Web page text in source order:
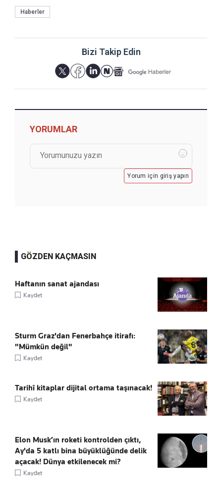
Haberler
Bizi Takip Edin
YORUMLAR
Yorum için giriş yapın
GÖZDEN KAÇMASIN
Haftanın sanat ajandası
Kaydet
Sturm Graz'dan Fenerbahçe itirafı:
"Mümkün değil"
Kaydet
Tarihî kitaplar dijital ortama taşınacak!
Kaydet
Elon Musk’ın roketi kontrolden çıktı,
Ay'da 5 katlı bina büyüklüğünde delik
açacak! Dünya etkilenecek mi?
Kaydet